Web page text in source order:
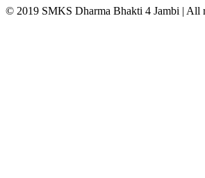
© 2019 SMKS Dharma Bhakti 4 Jambi | All